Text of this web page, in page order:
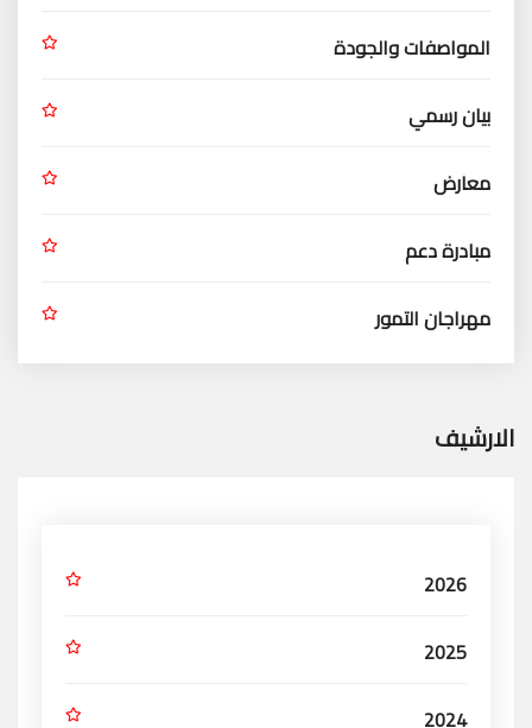
المواصفات والجودة
بيان رسمي
معارض
مبادرة دعم
مهراجان التمور
الارشيف
2026
2025
2024